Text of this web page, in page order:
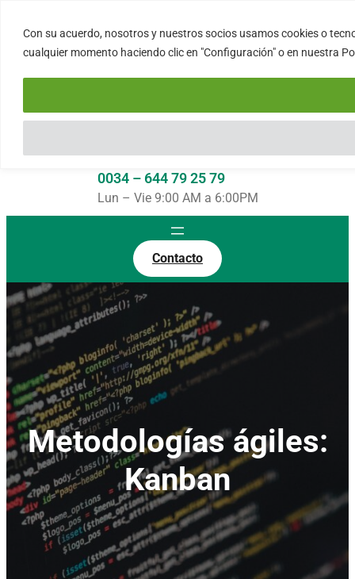
Con su acuerdo, nosotros y nuestros socios usamos cookies o
cualquier momento haciendo clic en "Configuración" o en nuestra
contenido
FORTINUX.COM
Cataluña – España
SLA 24 hs. Soporte Online
0034 – 644 79 25 79
Lun – Vie 9:00 AM a 6:00PM
Contacto
Metodologías ágiles:
Kanban